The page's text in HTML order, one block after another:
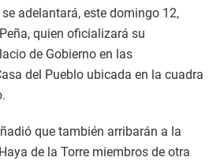
adelantará, este domingo 12,
quien oficializará su
de Gobierno en las
del Pueblo ubicada en la cuadra
que también arribarán a la
de la Torre miembros de otra